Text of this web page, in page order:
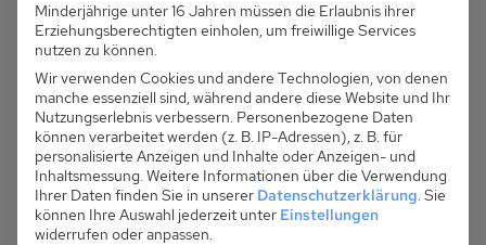
Suchen
PL 055.035A - Ferienhaus Monika
m. 1 Terrasse auf Anfrage
Minderjährige unter 16 Jahren müssen die Erlaubnis ihrer
Erziehungsberechtigten einholen, um freiwillige Services
nutzen zu können.
Wir verwenden Cookies und andere Technologien, von denen
manche essenziell sind, während andere diese Website und Ihr
Nutzungserlebnis verbessern. Personenbezogene Daten
können verarbeitet werden (z. B. IP-Adressen), z. B. für
personalisierte Anzeigen und Inhalte oder Anzeigen- und
Inhaltsmessung. Weitere Informationen über die Verwendung
Ihrer Daten finden Sie in unserer Datenschutzerklärung. Sie
können Ihre Auswahl jederzeit unter Einstellungen
widerrufen oder anpassen.